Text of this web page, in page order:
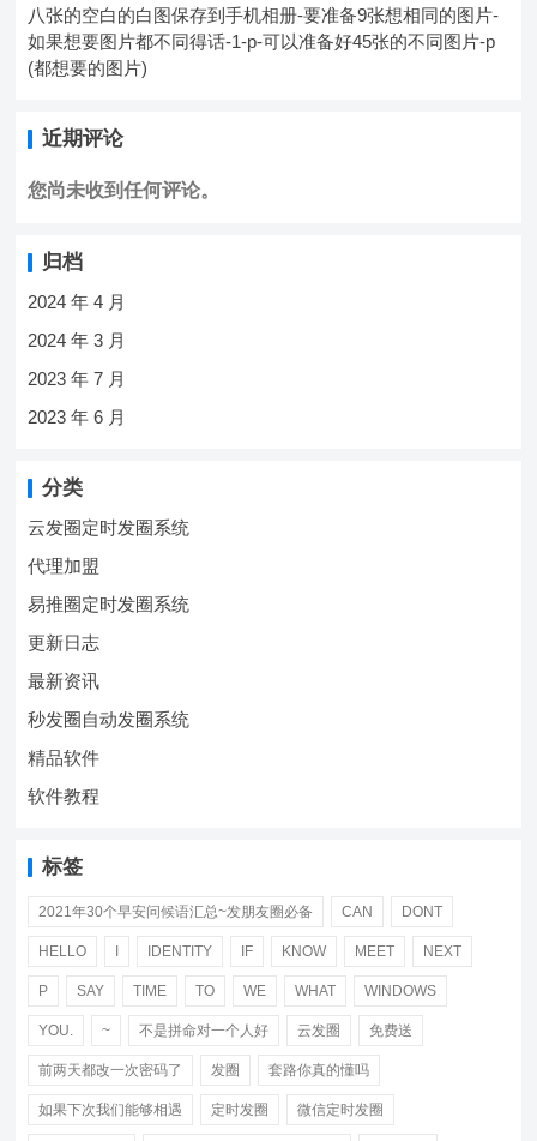
八张的空白的白图保存到手机相册-要准备9张想相同的图片-
如果想要图片都不同得话-1-p-可以准备好45张的不同图片-p
(都想要的图片)
近期评论
您尚未收到任何评论。
归档
2024 年 4 月
2024 年 3 月
2023 年 7 月
2023 年 6 月
分类
云发圈定时发圈系统
代理加盟
易推圈定时发圈系统
更新日志
最新资讯
秒发圈自动发圈系统
精品软件
软件教程
标签
2021年30个早安问候语汇总~发朋友圈必备 CAN DONT
HELLO IDENTITY IF KNOW MEET NEXT
P SAY TIME TO WE WHAT WINDOWS
YOU. ~ 不是拼命对一个人好 云发圈 免费送
前两天都改一次密码了 发圈 套路你真的懂吗
如果下次我们能够相遇 定时发圈 微信定时发圈